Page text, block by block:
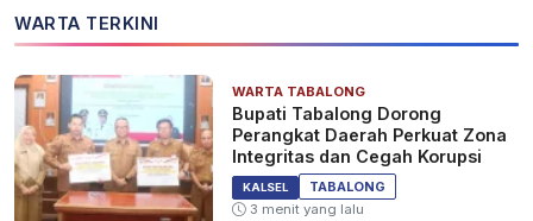
WARTA TERKINI
WARTA TABALONG
Bupati Tabalong Dorong
Perangkat Daerah Perkuat Zona
Integritas dan Cegah Korupsi
KALSEL
TABALONG
3 menit yang lalu